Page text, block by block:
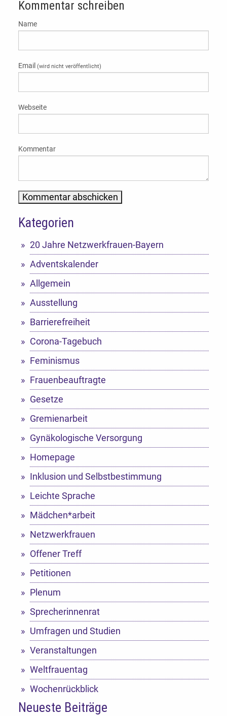
Kommentar schreiben
Name
Email (wird nicht veröffentlicht)
Webseite
Kommentar
Alternative:
Kategorien
20 Jahre Netzwerkfrauen-Bayern
Adventskalender
Allgemein
Ausstellung
Barrierefreiheit
Corona-Tagebuch
Feminismus
Frauenbeauftragte
Gesetze
Gremienarbeit
Gynäkologische Versorgung
Homepage
Inklusion und Selbstbestimmung
Leichte Sprache
Mädchen*arbeit
Netzwerkfrauen
Offener Treff
Petitionen
Plenum
Sprecherinnenrat
Umfragen und Studien
Veranstaltungen
Weltfrauentag
Wochenrückblick
Neueste Beiträge